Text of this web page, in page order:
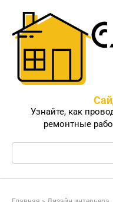
контенту
Узнайте, как
ремонтные
Поиск: